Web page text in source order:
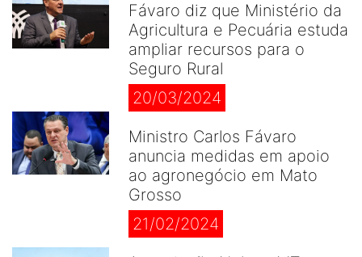
Fávaro diz que Ministério da
Agricultura e Pecuária estuda
ampliar recursos para o
Seguro Rural
20/03/2024
Ministro Carlos Fávaro
anuncia medidas em apoio
ao agronegócio em Mato
Grosso
21/02/2024